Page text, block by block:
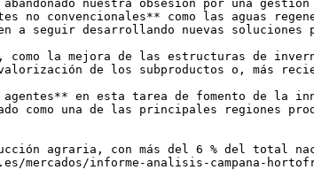
nuestra obsesión por una
convencionales** como las aguas
a seguir desarrollando nuevas
como la mejora de las estructuras de
de los subproductos o, más
en esta tarea de fomento de la
como una de las principales regiones
agraria, con más del 6 % del total
mercados/informe-analisis-campana-